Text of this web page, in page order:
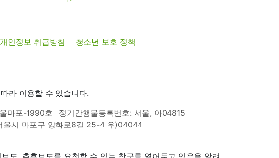
개인정보 취급방침
청소년 보호 정책
라 이용할 수 있습니다.
마포-1990호
정기간행물등록번호: 서울, 아04815
울시 마포구 양화로8길 25-4 우)04044
도, 추후보도를 요청할 수 있는 창구를 열어두고 있음을 알려